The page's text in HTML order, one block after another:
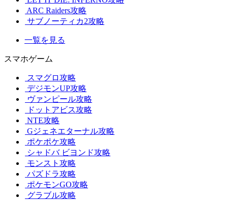
ARC Raiders攻略
サブノーティカ2攻略
一覧を見る
スマホゲーム
スマグロ攻略
デジモンUP攻略
ヴァンピール攻略
ドットアビス攻略
NTE攻略
Gジェネエターナル攻略
ポケポケ攻略
シャドバ ビヨンド攻略
モンスト攻略
パズドラ攻略
ポケモンGO攻略
グラブル攻略